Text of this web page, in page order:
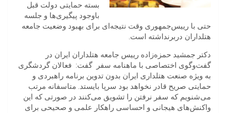
بسته حمایتی دولت قبل
باوجود پیگیری‌ها و جلسه
حتی با رییس‌جمهوری وقت نتیجه‌ای برای بهبود وضعیت جامعه
هتلداران دربرنداشته است.
دکتر جمشید حمزه‌زاده رییس جامعه هتلداران ایران در
گفت‌وگوی اختصاصی با ماهنامه سفر گفت: فعالان گردشگری
به ویژه صنعت هتلداری ایران بدون تدوین برنامه راهبردی و
‬می‌شنویم که سفر نرفتن را تشویق می‌کنند در صورتی که این
واکنش‌های هیجانی و احساسی راهکار علمی و صحیحی برای